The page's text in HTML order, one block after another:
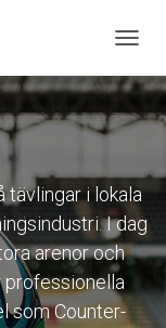
tävlingar i lokala
I dag
arenor och
professionella
som Counter-